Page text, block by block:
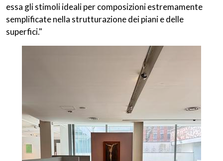
essa gli stimoli ideali per composizioni estremamente
semplificate nella strutturazione dei piani e delle
superfici."